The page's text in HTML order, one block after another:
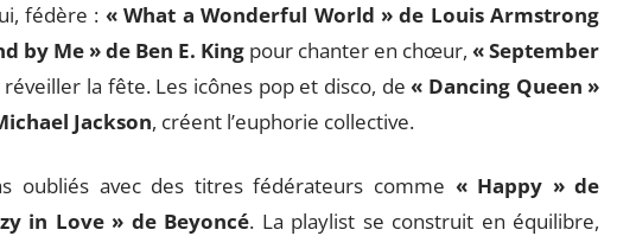
fédère : « What a Wonderful World » de Louis Armstrong
by Me » de Ben E. King pour chanter en chœur, « September
la fête. Les icônes pop et disco, de « Dancing Queen »
Jackson, créent l’euphorie collective.
oubliés avec des titres fédérateurs comme « Happy » de
in Love » de Beyoncé. La playlist se construit en équilibre,